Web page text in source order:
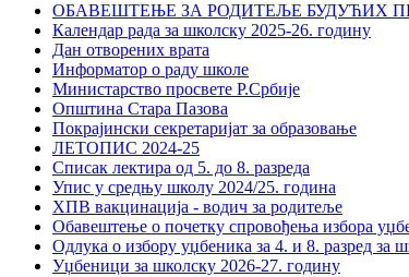
ОБАВЕШТЕЊЕ ЗА РОДИТЕЉЕ БУДУЋИХ
Календар рада за школску 2025-26. годину
Дан отворених врата
Информатор о раду школе
Министарство просвете Р.Србије
Општина Стара Пазова
Покрајински секретаријат за образовање
ЛЕТОПИС 2024-25
Списак лектира од 5. до 8. разреда
Упис у средњу школу 2024/25. година
ХПВ вакцинација - водич за родитеље
Обавештење о почетку спровођења избора
Одлука о избору уџбеника за 4. и 8. разред за
Уџбеници за школску 2026-27. годину